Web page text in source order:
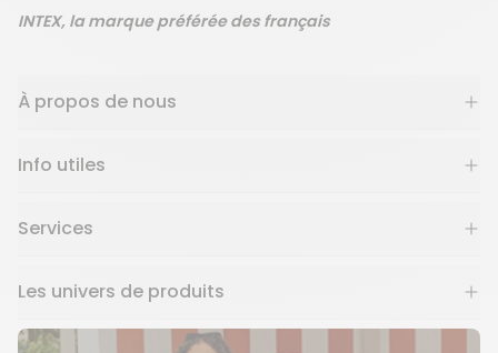
INTEX, la marque préférée des français
À propos de nous
Info utiles
Services
Les univers de produits